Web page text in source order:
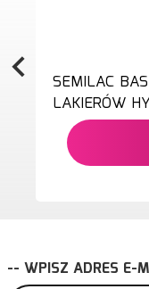
SEMILAC
LAKIERÓW
-- WPISZ ADRES E-